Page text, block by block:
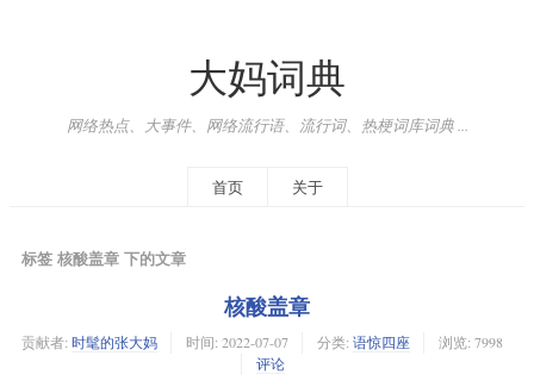
大妈词典
网络热点、大事件、网络流行语、流行词、热梗词库词典 ...
首页 关于
标签 核酸盖章 下的文章
核酸盖章
贡献者: 时髦的张大妈 时间: 2022-07-07 分类: 语惊四座
浏览: 7998
评论